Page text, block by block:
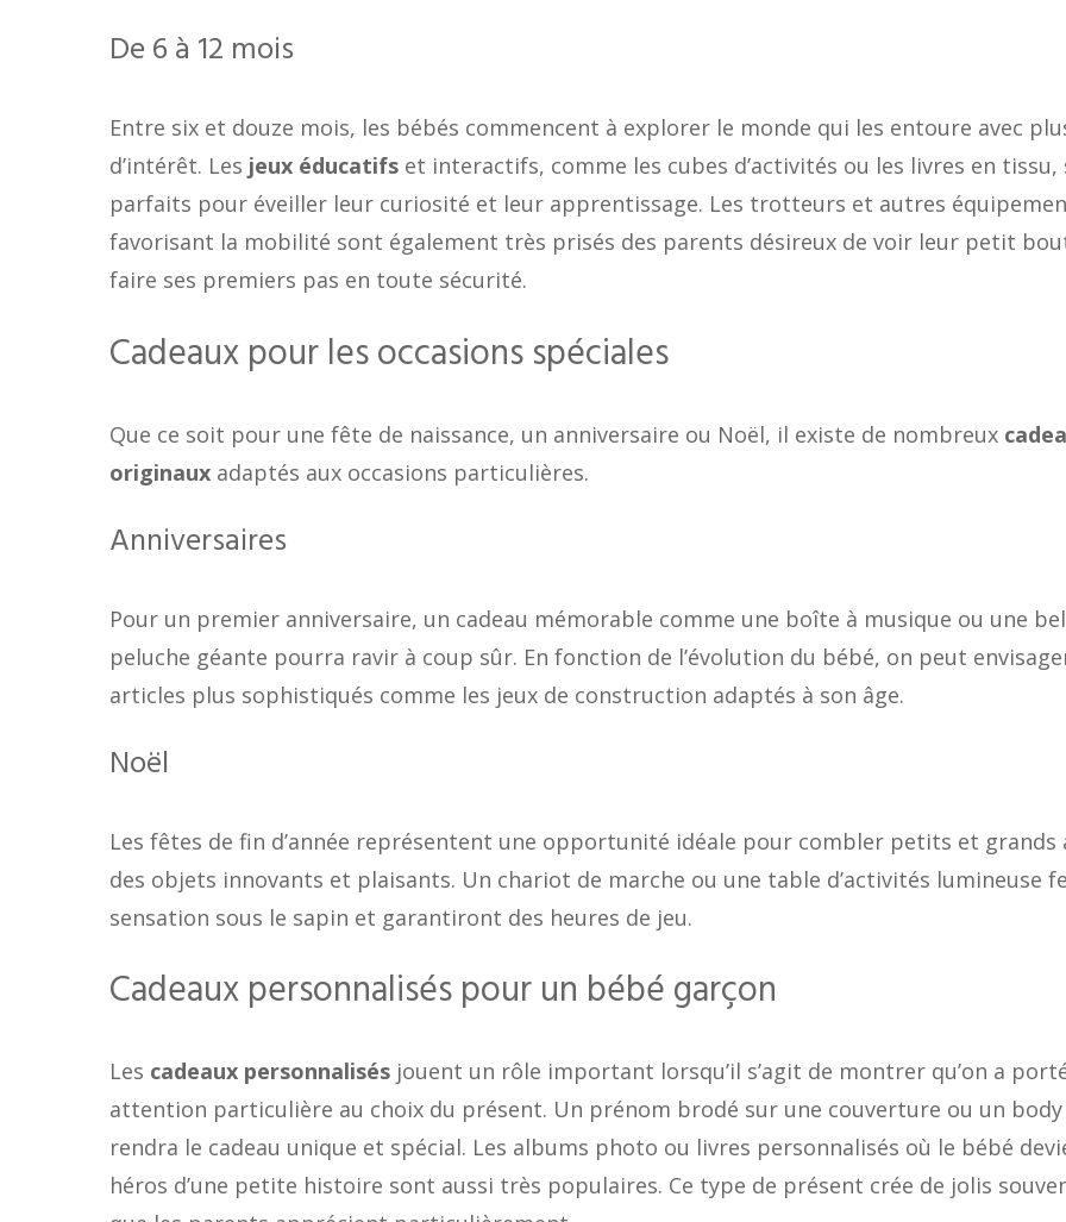
De 6 à 12 mois
Entre six et douze mois, les bébés commencent à explorer le monde qui les entoure avec
d’intérêt. Les jeux éducatifs et interactifs, comme les cubes d’activités ou les livres en tissu,
parfaits pour éveiller leur curiosité et leur apprentissage. Les trotteurs et autres
favorisant la mobilité sont également très prisés des parents désireux de voir leur petit
faire ses premiers pas en toute sécurité.
Cadeaux pour les occasions spéciales
Que ce soit pour une fête de naissance, un anniversaire ou Noël, il existe de nombreux
originaux adaptés aux occasions particulières.
Anniversaires
Pour un premier anniversaire, un cadeau mémorable comme une boîte à musique ou une
peluche géante pourra ravir à coup sûr. En fonction de l’évolution du bébé, on peut
articles plus sophistiqués comme les jeux de construction adaptés à son âge.
Noël
Les fêtes de fin d’année représentent une opportunité idéale pour combler petits et grands
des objets innovants et plaisants. Un chariot de marche ou une table d’activités lumineuse
sensation sous le sapin et garantiront des heures de jeu.
Cadeaux personnalisés pour un bébé garçon
Les cadeaux personnalisés jouent un rôle important lorsqu’il s’agit de montrer qu’on a
attention particulière au choix du présent. Un prénom brodé sur une couverture ou un body
rendra le cadeau unique et spécial. Les albums photo ou livres personnalisés où le bébé
héros d’une petite histoire sont aussi très populaires. Ce type de présent crée de jolis